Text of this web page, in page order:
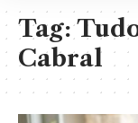
Tag:
Cabral